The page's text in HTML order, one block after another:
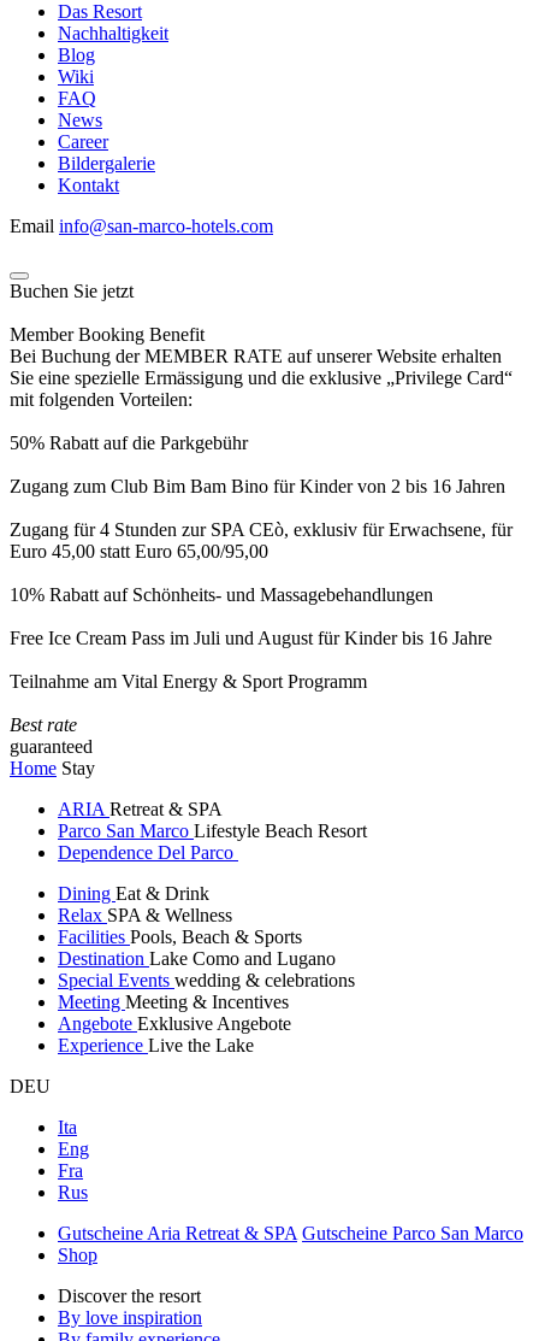
Das Resort
Nachhaltigkeit
Blog
Wiki
FAQ
News
Career
Bildergalerie
Kontakt
Email info@san-marco-hotels.com
Buchen Sie jetzt
Member Booking Benefit
Bei Buchung der MEMBER RATE auf unserer Website erhalten
Sie eine spezielle Ermässigung und die exklusive „Privilege Card“
mit folgenden Vorteilen:
50% Rabatt auf die Parkgebühr
Zugang zum Club Bim Bam Bino für Kinder von 2 bis 16 Jahren
Zugang für 4 Stunden zur SPA CEò, exklusiv für Erwachsene, für
Euro 45,00 statt Euro 65,00/95,00
10% Rabatt auf Schönheits- und Massagebehandlungen
Free Ice Cream Pass im Juli und August für Kinder bis 16 Jahre
Teilnahme am Vital Energy & Sport Programm
Best rate
guaranteed
Home Stay
ARIA Retreat & SPA
Parco San Marco Lifestyle Beach Resort
Dependence Del Parco
Dining Eat & Drink
Relax SPA & Wellness
Facilities Pools, Beach & Sports
Destination Lake Como and Lugano
Special Events wedding & celebrations
Meeting Meeting & Incentives
Angebote Exklusive Angebote
Experience Live the Lake
DEU
Ita
Eng
Fra
Rus
Gutscheine Aria Retreat & SPA Gutscheine Parco San Marco
Shop
Discover the resort
By love inspiration